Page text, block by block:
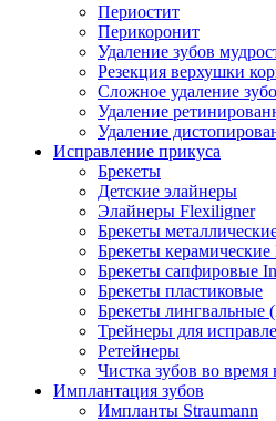
Периостит
Перикоронит
Удаление зубов
Резекция верхушки
Сложное удаление
Удаление
Удаление
Исправление прикуса
Брекеты
Детские элайнеры
Элайнеры Flexiligner
Брекеты
Брекеты керамические
Брекеты сапфировые
Брекеты пластиковые
Брекеты лингвальные
Трейнеры для
Ретейнеры
Чистка зубов во
Имплантация зубов
Импланты Straumann